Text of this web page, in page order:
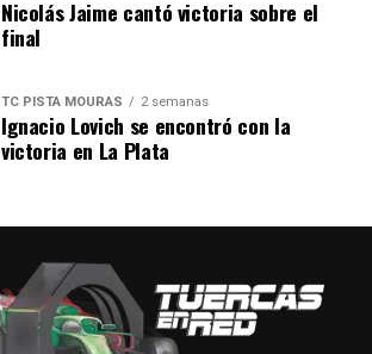
Nicolás Jaime cantó victoria sobre el
final
TC PISTA MOURAS 2 semanas
Ignacio Lovich se encontró con la
victoria en La Plata